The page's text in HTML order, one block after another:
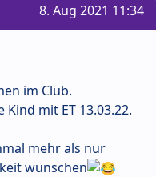
8. Aug 2021 11:34
im Club.
mit ET 13.03.22.
mehr als nur
wünschen